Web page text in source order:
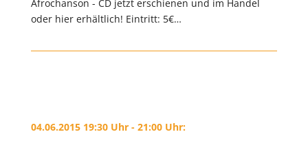
Afrochanson - CD jetzt erschienen und im Handel
oder hier erhältlich! Eintritt: 5€…
04.06.2015 19:30 Uhr - 21:00 Uhr: